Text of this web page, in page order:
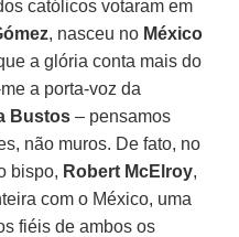
católicos votaram em
, nasceu no México
a glória conta mais do
a porta-voz da
Bustos – pensamos
não muros. De fato, no
bispo, Robert McElroy,
com o México, uma
fiéis de ambos os